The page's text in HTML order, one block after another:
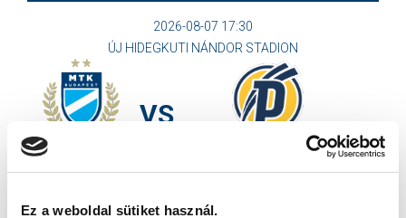
Ez a weboldal sütiket használ.
2026-08-07 17:30
ÚJ HIDEGKUTI NÁNDOR STADION
MTK BUDAPEST
VS
PUSKÁS AKADÉMIA FC
MTK BUDAPEST HÍRLEVÉL